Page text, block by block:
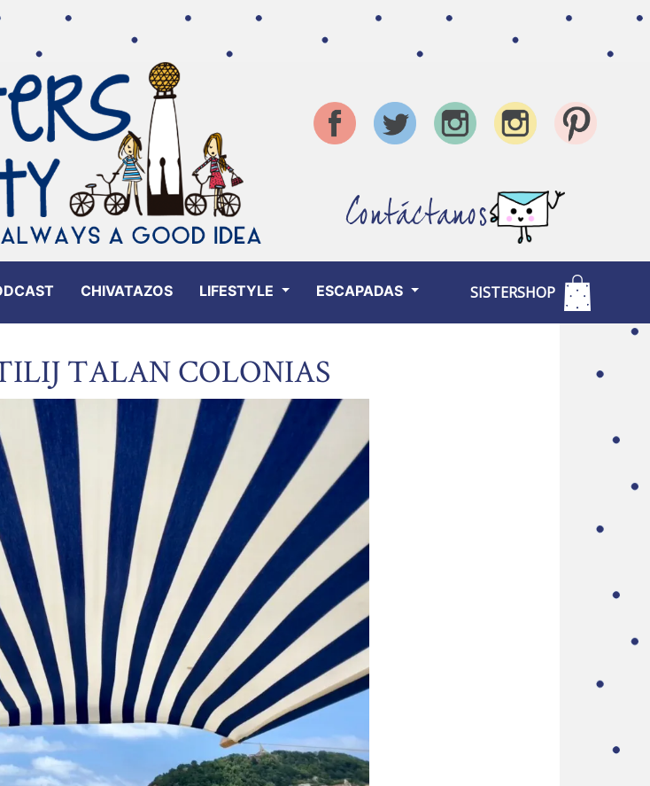
Contáctanos
CHIVATAZOS LIFESTYLE ESCAPADAS SISTERSHOP
TALAN COLONIAS